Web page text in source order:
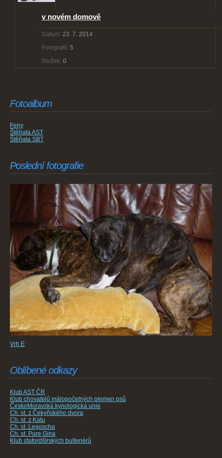
v novém domově
Datum: 23. 7. 2014
Fotografií: 5
Složek: 0
Fotoalbum
Feny
Štěňata AST
Štěňata SBT
Poslední fotografie
Vrh E
Oblíbené odkazy
Klub AST ČR
Klub chovatelů málopočetných plemen psů
ČeskoMoravská kynologická unie
Ch. st. z Čekyňského dvora
Ch. st. z Katu
Ch. st. Legoscha
Ch. st. Pure Gina
Klub stafordšírských bulteriérů